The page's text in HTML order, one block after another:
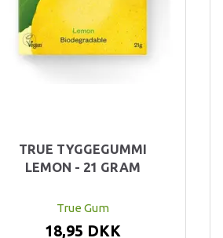
TRUE TYGGEGUMMI
LEMON - 21 GRAM
True Gum
18,95 DKK